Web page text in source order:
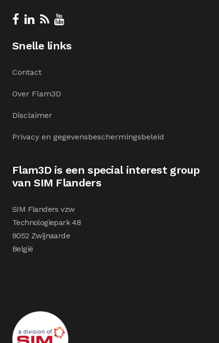
Snelle links
Contact
Over Flam3D
Disclaimer
Privacy en gegevensbeschermingsbeleid
Flam3D is een special interest group
van SIM Flanders
SIM Flanders vzw
Technologiepark 48
9052 Zwijnaarde
België